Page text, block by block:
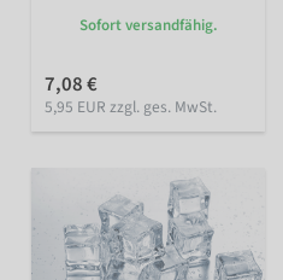
Sofort versandfähig.
7,08 €
5,95 EUR zzgl. ges. MwSt.